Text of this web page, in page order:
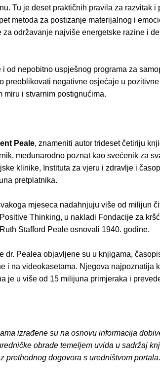
Tu je deset praktičnih pravila za razvitak i
metoda za postizanje materijalnog i
za održavanje najviše energetske razine i
od nepobitno uspješnog programa za
preoblikovati negativne osjećaje u
miru i stvarnim postignućima.
Peale, znameniti autor trideset četiriju
međunarodno poznat kao svećenik za
klinike, Instituta za vjeru i zdravlje i
pretplatnika.
mjeseca nadahnjuju više od milijun
Thinking, u nakladi Fondacije za
Stafford Peale osnovali 1940. godine.
dr. Pealea objavljene su u knjigama,
i na videokasetama. Njegova najpoznatija
je u više od 15 milijuna primjeraka i
izrađene su na osnovu informacija
obrade temeljem uvida u sadržaj
prethodnog dogovora s uredništvom portala.